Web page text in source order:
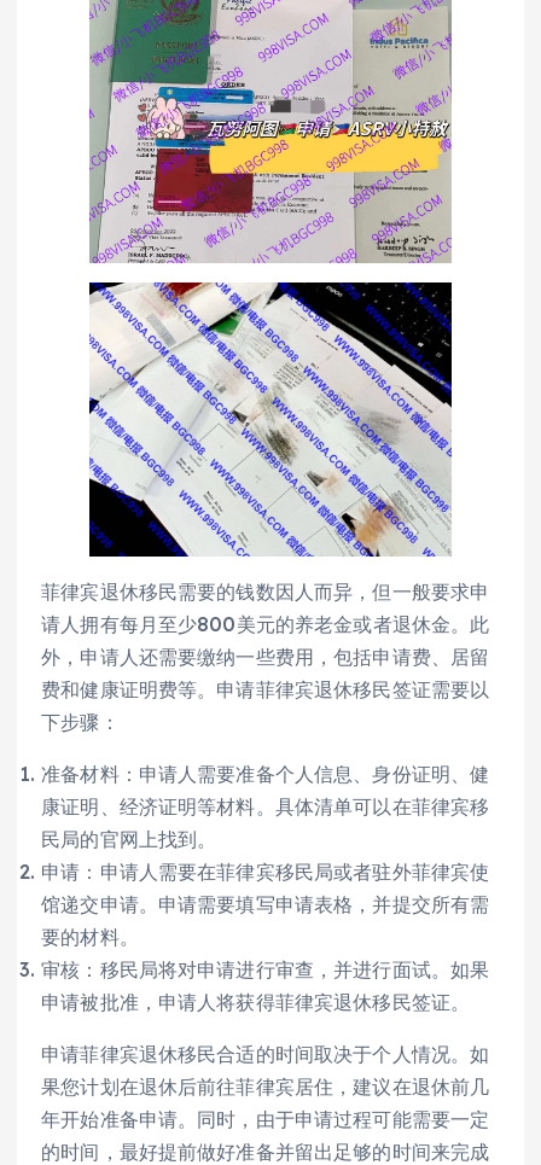
菲律宾退休移民需要的钱数因人而异，但一般要求申
请人拥有每月至少800美元的养老金或者退休金。此
外，申请人还需要缴纳一些费用，包括申请费、居留
费和健康证明费等。申请菲律宾退休移民签证需要以
下步骤：
准备材料：申请人需要准备个人信息、身份证明、健
康证明、经济证明等材料。具体清单可以在菲律宾移
民局的官网上找到。
申请：申请人需要在菲律宾移民局或者驻外菲律宾使
馆递交申请。申请需要填写申请表格，并提交所有需
要的材料。
审核：移民局将对申请进行审查，并进行面试。如果
申请被批准，申请人将获得菲律宾退休移民签证。
申请菲律宾退休移民合适的时间取决于个人情况。如
果您计划在退休后前往菲律宾居住，建议在退休前几
年开始准备申请。同时，由于申请过程可能需要一定
的时间，最好提前做好准备并留出足够的时间来完成